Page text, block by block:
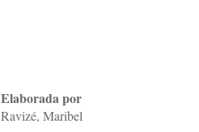
Elaborada por
Ravizé, Maribel